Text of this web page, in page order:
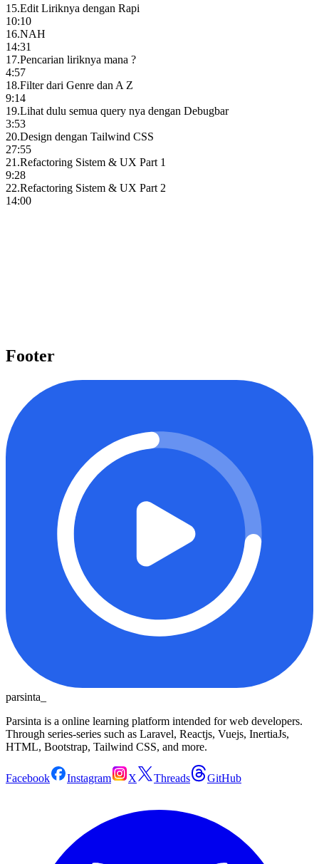
15.Edit Liriknya dengan Rapi
10:10
16.NAH
14:31
17.Pencarian liriknya mana ?
4:57
18.Filter dari Genre dan A Z
9:14
19.Lihat dulu semua query nya dengan Debugbar
3:53
20.Design dengan Tailwind CSS
27:55
21.Refactoring Sistem & UX Part 1
9:28
22.Refactoring Sistem & UX Part 2
14:00
Footer
parsinta_
Parsinta is a online learning platform intended for web developers.
Through series-series such as Laravel, Reactjs, Vuejs, InertiaJs,
HTML, Bootstrap, Tailwind CSS, and more.
Facebook Instagram X Threads GitHub